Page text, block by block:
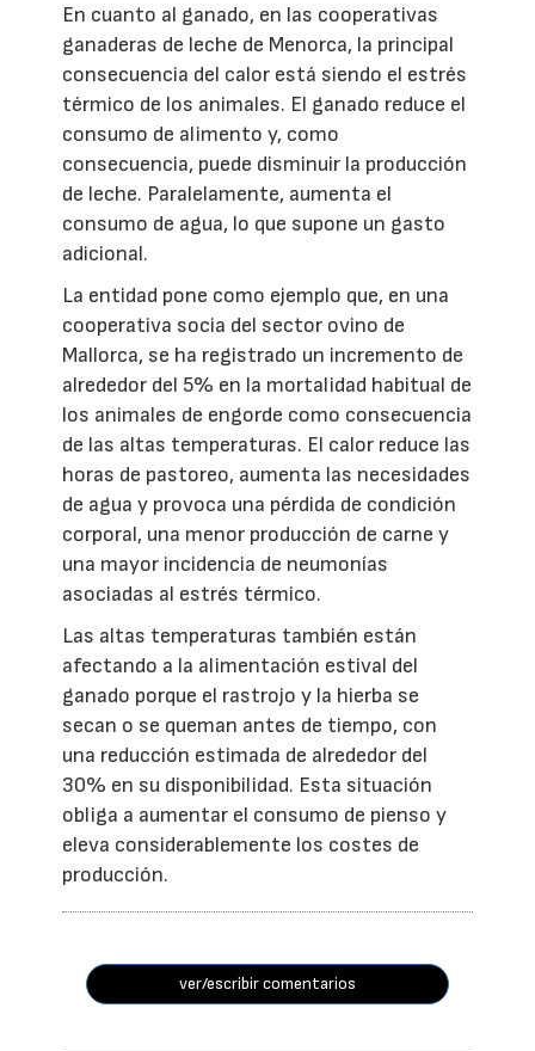
En cuanto al ganado, en las cooperativas
ganaderas de leche de Menorca, la principal
consecuencia del calor está siendo el estrés
térmico de los animales. El ganado reduce el
consumo de alimento y, como
consecuencia, puede disminuir la producción
de leche. Paralelamente, aumenta el
consumo de agua, lo que supone un gasto
adicional.
La entidad pone como ejemplo que, en una
cooperativa socia del sector ovino de
Mallorca, se ha registrado un incremento de
alrededor del 5% en la mortalidad habitual de
los animales de engorde como consecuencia
de las altas temperaturas. El calor reduce las
horas de pastoreo, aumenta las necesidades
de agua y provoca una pérdida de condición
corporal, una menor producción de carne y
una mayor incidencia de neumonías
asociadas al estrés térmico.
Las altas temperaturas también están
afectando a la alimentación estival del
ganado porque el rastrojo y la hierba se
secan o se queman antes de tiempo, con
una reducción estimada de alrededor del
30% en su disponibilidad. Esta situación
obliga a aumentar el consumo de pienso y
eleva considerablemente los costes de
producción.
ver/escribir comentarios